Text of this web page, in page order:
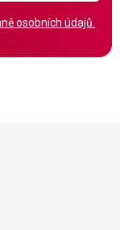
osobních údajů.